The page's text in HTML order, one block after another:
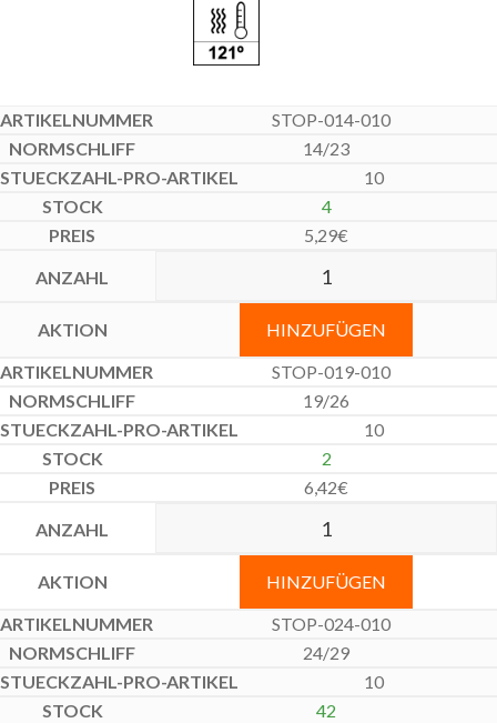
STOP-014-010
14/23
10
4
5,29€
HINZUFÜGEN
STOP-019-010
19/26
10
2
6,42€
HINZUFÜGEN
STOP-024-010
24/29
10
42